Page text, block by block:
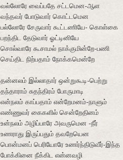
வல்லோரே வைப்பதே சட்டமென-ஆள
வந்தவர் போடுவார் கொட்டமென
பல்லோரே சேருவார் கூட்டணியே- கொள்கை
பறந்திட
தேடுவார் ஓட்டினியே
சொல்வாரே கூசாமல் நாக்குமின்றே-பணி
செய்திட
நிற்பதாம் நோக்கமென்றே
தன்னலம் இல்லாதார் ஒன்றுகூடி-பெற்று
தந்தாராம் சுதந்திரம் போருமாடி
என்நலம் காப்பதாம் என்றேமனம்-நாளும்
எண்ணுவர் கைகளில் சென்றேதினம்
உன்நலம் அழிப்பாரே அவருமென -நீர்
உணராது இருப்பதும் தவறேயென
பொன்மனப் பெரியோரே உணர்ந்திடுவீர்-இந்த
போக்கினை நீக்கிட
என்னவழி